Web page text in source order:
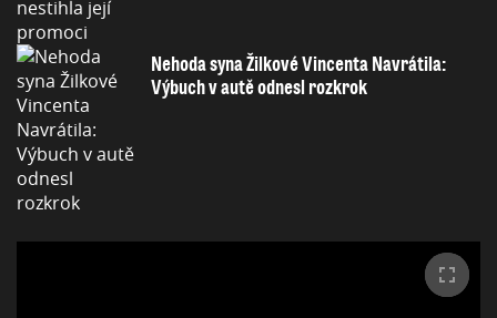
Nehoda syna Žilkové Vincenta Navrátila:
Výbuch v autě odnesl rozkrok